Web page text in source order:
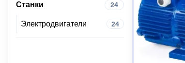
Станки 24
Электродвигатели 24